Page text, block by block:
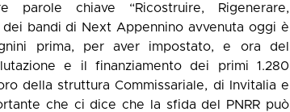
chiave “Ricostruire, Rigenerare,
bandi di Next Appennino avvenuta oggi è
prima, per aver impostato, e ora del
e il finanziamento dei primi 1.280
della struttura Commissariale, di Invitalia e
che ci dice che la sfida del PNRR può